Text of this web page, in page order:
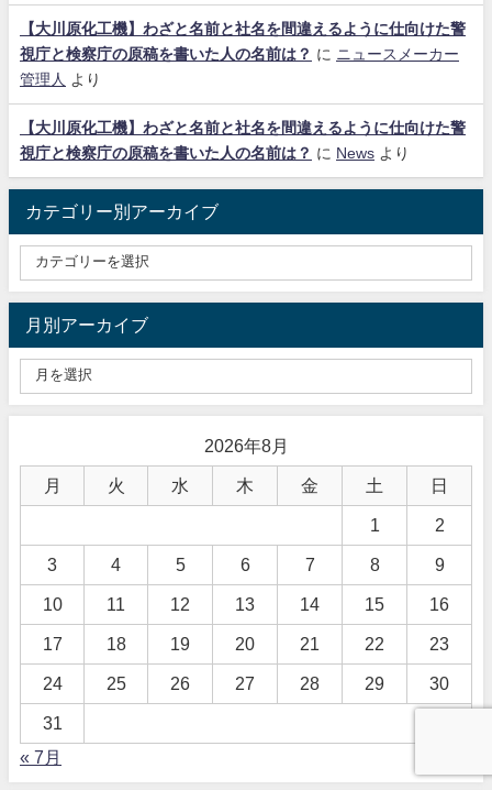
【大川原化工機】わざと名前と社名を間違えるように仕向けた警
視庁と検察庁の原稿を書いた人の名前は？ に ニュースメーカー
管理人
より
【大川原化工機】わざと名前と社名を間違えるように仕向けた警
視庁と検察庁の原稿を書いた人の名前は？ に News より
カテゴリー別アーカイブ
月別アーカイブ
2026年8月
月 火 水 木 金 土 日
1 2
3 4 5 6 7 8 9
10 11 12 13 14 15 16
17 18 19 20 21 22 23
24 25 26 27 28 29 30
31
« 7月